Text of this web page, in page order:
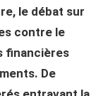
le débat sur
contre le
financières
De